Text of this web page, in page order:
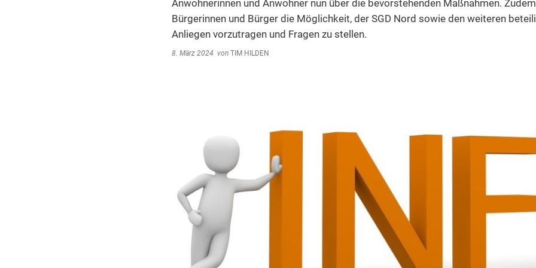
Hinweis an Hundehalter
Neuanbindung K 82 Niederwerth -
Abfallentsorgung Kita-Sozialarbeit
Anwohnerinnen und Anwohner nun über die bevorstehenden Maßnahmen.
Bürgerinnen und Bürger die Möglichkeit, der SGD Nord sowie den weiteren
Anliegen vorzutragen und Fragen zu stellen.
8. März 2024 von TIM HILDEN